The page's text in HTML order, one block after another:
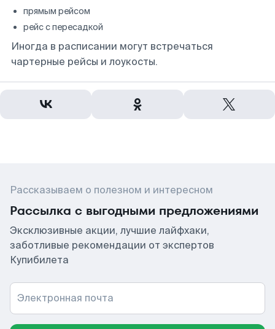
прямым рейсом
рейс с пересадкой
Иногда в расписании могут встречаться
чартерные рейсы и лоукосты.
Рассказываем о полезном и интересном
Рассылка с выгодными предложениями
Эксклюзивные акции, лучшие лайфхаки,
заботливые рекомендации от экспертов
Купибилета
Электронная почта